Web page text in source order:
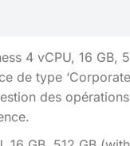
4 vCPU, 16
de type
des